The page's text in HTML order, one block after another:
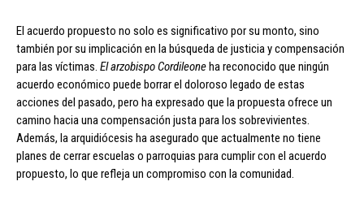
El acuerdo propuesto no solo es significativo por su monto, sino
también por su implicación en la búsqueda de justicia y compensación
para las víctimas. El arzobispo Cordileoneha reconocido que ningún
acuerdo económico puede borrar el doloroso legado de estas
acciones del pasado, pero ha expresado que la propuesta ofrece un
camino hacia una compensación justa para los sobrevivientes.
Además, la arquidiócesis ha asegurado que actualmente no tiene
planes de cerrar escuelas o parroquias para cumplir con el acuerdo
propuesto, lo que refleja un compromiso con la comunidad.